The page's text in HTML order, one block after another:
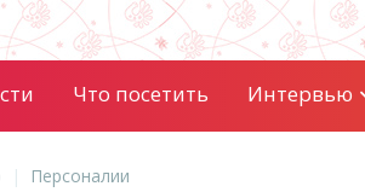
Что посетить Интервью
Персоналии